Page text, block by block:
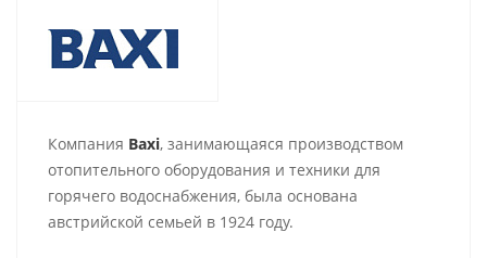
Компания Baxi, занимающаяся производством
отопительного оборудования и техники для
горячего водоснабжения, была основана
австрийской семьей в 1924 году.